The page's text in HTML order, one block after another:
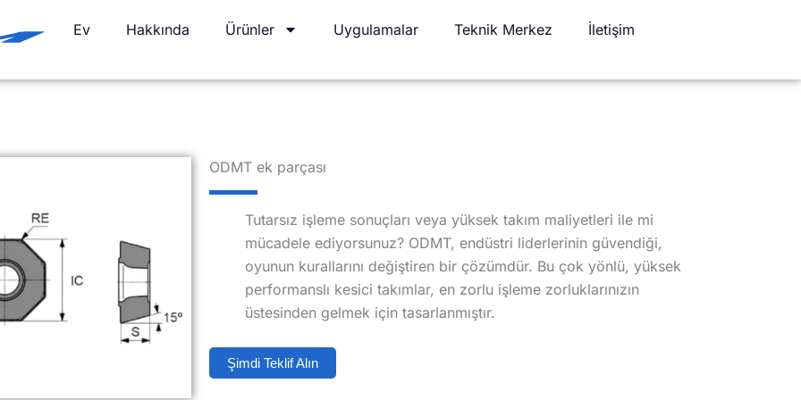
Ev Hakkında Ürünler Uygulamalar Teknik Merkez İletişim
ODMT ek parçası
Tutarsız işleme sonuçları veya yüksek takım maliyetleri ile mi
mücadele ediyorsunuz? ODMT, endüstri liderlerinin güvendiği,
oyunun kurallarını değiştiren bir çözümdür. Bu çok yönlü, yüksek
performanslı kesici takımlar, en zorlu işleme zorluklarınızın
üstesinden gelmek için tasarlanmıştır.
Şimdi Teklif Alın